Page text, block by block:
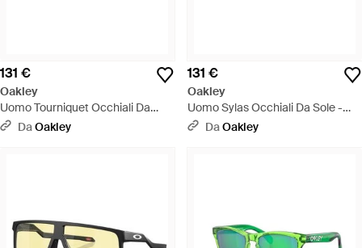
131 €
Oakley
Uomo Tourniquet Occhiali Da
Sole - Nero
DaOakley
131 €
Oakley
Uomo Sylas Occhiali Da Sole -
NeroDaOakley